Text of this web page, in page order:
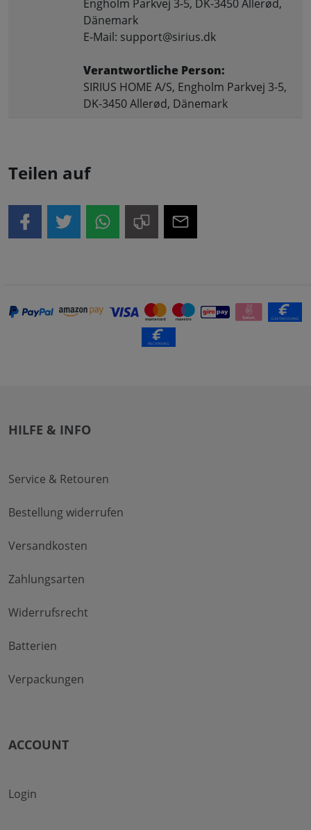
Engholm Parkvej 3-5, DK-3450 Allerød,
Dänemark
E-Mail: support@sirius.dk
Verantwortliche Person:
SIRIUS HOME A/S, Engholm Parkvej 3-5,
DK-3450 Allerød, Dänemark
Teilen auf
HILFE & INFO
Service & Retouren
Bestellung widerrufen
Versandkosten
Zahlungsarten
Widerrufsrecht
Batterien
Verpackungen
ACCOUNT
Login